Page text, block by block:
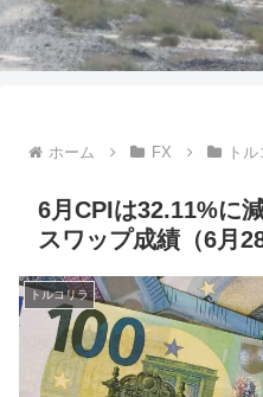
ホーム FX ト
6月CPIは32.11%
スワップ成績（6月28
トルコリラ